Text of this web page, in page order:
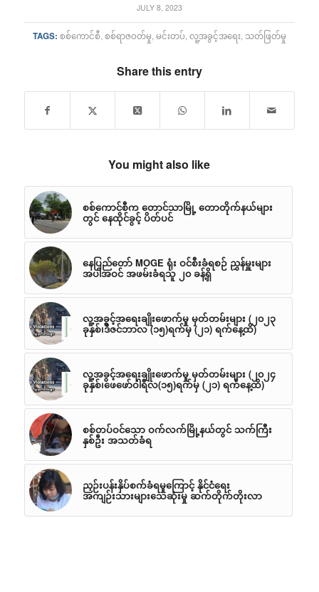
JULY 8, 2023
TAGS: စစ်ကောင်စီ စစ်ရာဇဝတ်မှု, မင်းတပ်, လူ့အခွင့်အရေး, သတ်ဖြတ်မှု
Share this entry
You might also like
စစ်ကောင်စီက တောင်သာမြို့ တောတိုက်နယ်များ
တွင် နေထိုင်ခွင့် ပိတ်ပင်
နေပြည်တော် MOGE ရုံး ဝင်စီးခံရစဉ် ညွှန်မှူးများ
အပါအဝင် အဖမ်းခံရသူ ၂၀ ခန့်ရှိ
လူ့အခွင့်အရေးချိုးဖောက်မှု မှတ်တမ်းများ (၂၀၂၃
ခုနှစ်၊ဒီဇင်ဘာလ (၁၅)ရက်မှ (၂၁) ရက်နေ့ထိ)
လူ့အခွင့်အရေးချိုးဖောက်မှု မှတ်တမ်းများ (၂၀၂၄
ခုနှစ်၊ဖေဖော်ဝါရီလ(၁၅)ရက်မှ (၂၁) ရက်နေ့ထိ)
စစ်တပ်ဝင်သော ဝက်လက်မြို့နယ်တွင် သက်ကြီး
နှစ်ဦး အသတ်ခံရ
ညှဉ်းပန်းနှိပ်စက်ခံရမှုကြောင့် နိုင်ငံရေး
အကျဉ်းသားများသေဆုံးမှု ဆက်တိုက်တိုးလာ